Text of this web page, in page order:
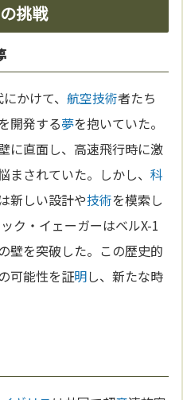
挑戦
かけて、航空技術者たち
開発する夢を抱いていた。
に直面し、高速飛行時に激
まされていた。しかし、科
新しい設計や技術を模索し
ク・イェーガーはベルX-1
壁を突破した。この歴史的
可能性を証明し、新たな時